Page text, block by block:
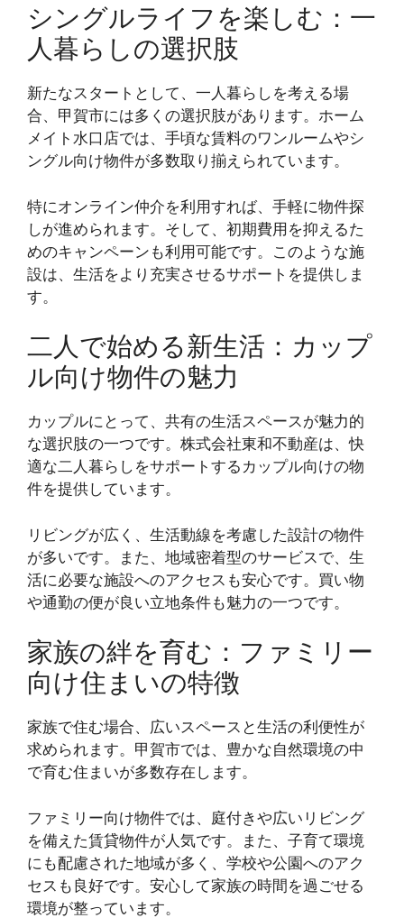
シングルライフを楽しむ：一
人暮らしの選択肢
新たなスタートとして、一人暮らしを考える場
合、甲賀市には多くの選択肢があります。ホーム
メイト水口店では、手頃な賃料のワンルームやシ
ングル向け物件が多数取り揃えられています。
特にオンライン仲介を利用すれば、手軽に物件探
しが進められます。そして、初期費用を抑えるた
めのキャンペーンも利用可能です。このような施
設は、生活をより充実させるサポートを提供しま
す。
二人で始める新生活：カップ
ル向け物件の魅力
カップルにとって、共有の生活スペースが魅力的
な選択肢の一つです。株式会社東和不動産は、快
適な二人暮らしをサポートするカップル向けの物
件を提供しています。
リビングが広く、生活動線を考慮した設計の物件
が多いです。また、地域密着型のサービスで、生
活に必要な施設へのアクセスも安心です。買い物
や通勤の便が良い立地条件も魅力の一つです。
家族の絆を育む：ファミリー
向け住まいの特徴
家族で住む場合、広いスペースと生活の利便性が
求められます。甲賀市では、豊かな自然環境の中
で育む住まいが多数存在します。
ファミリー向け物件では、庭付きや広いリビング
を備えた賃貸物件が人気です。また、子育て環境
にも配慮された地域が多く、学校や公園へのアク
セスも良好です。安心して家族の時間を過ごせる
環境が整っています。